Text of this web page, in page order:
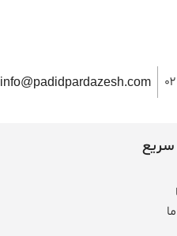
info@padidpardazesh.com